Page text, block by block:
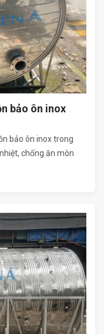
bảo ôn inox
bảo ôn inox trong
chống ăn mòn